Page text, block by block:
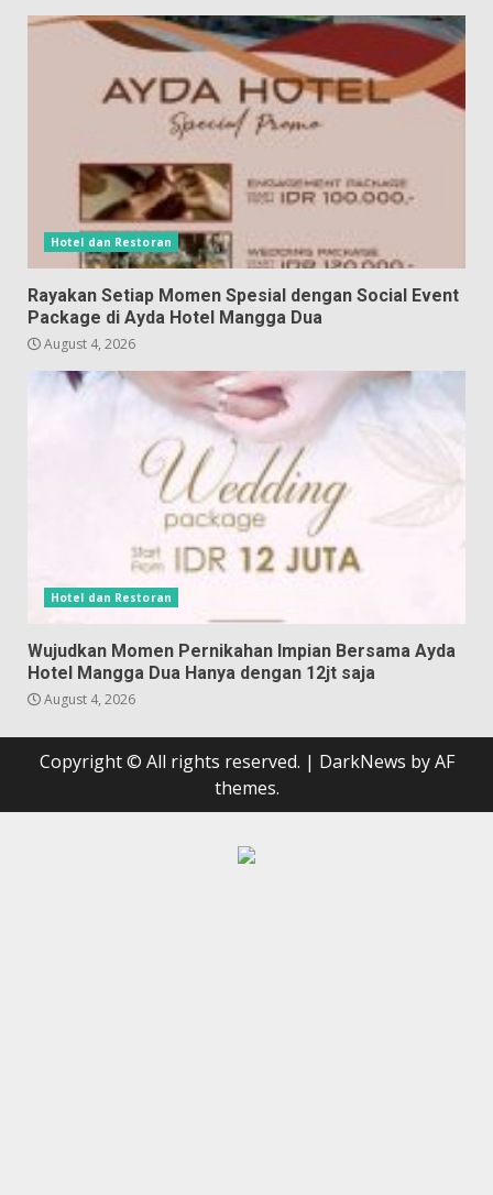
Hotel dan Restoran
Rayakan Setiap Momen Spesial dengan Social Event
Package di Ayda Hotel Mangga Dua
August 4, 2026
Hotel dan Restoran
Wujudkan Momen Pernikahan Impian Bersama Ayda
Hotel Mangga Dua Hanya dengan 12jt saja
August 4, 2026
Copyright © All rights reserved. | DarkNews by AF
themes.